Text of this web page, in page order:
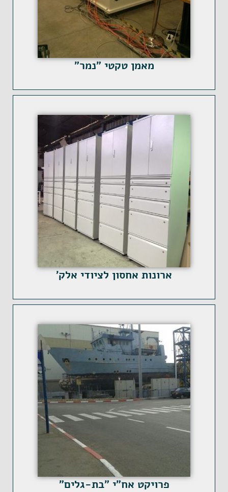
מאמן טקטי "נמר"
ארונות אחסון לציודי אלק'
פרויקט אח"י "בת-גלים"